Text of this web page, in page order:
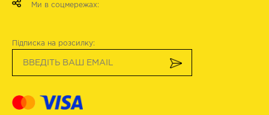
Ми в соцмережах:
Підписка на розсилку: